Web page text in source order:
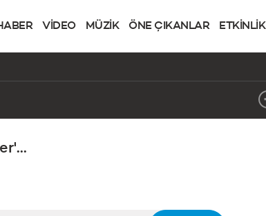
VİDEO MÜZİK ÖNE ÇIKANLAR ETKİNLİK